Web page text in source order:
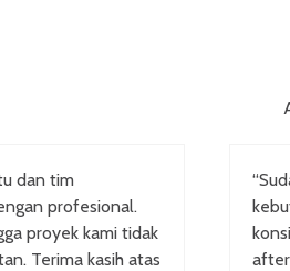
dan tim
profesional.
proyek kami tidak
Terima kasih atas
after